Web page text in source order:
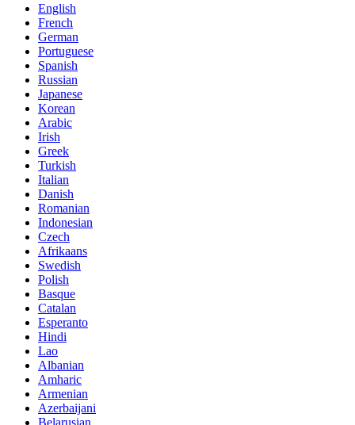
English
French
German
Portuguese
Spanish
Russian
Japanese
Korean
Arabic
Irish
Greek
Turkish
Italian
Danish
Romanian
Indonesian
Czech
Afrikaans
Swedish
Polish
Basque
Catalan
Esperanto
Hindi
Lao
Albanian
Amharic
Armenian
Azerbaijani
Belarusian